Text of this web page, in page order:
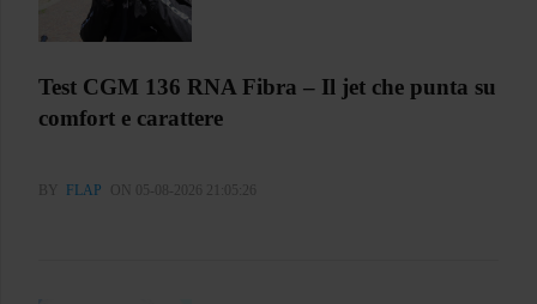
Test CGM 136 RNA Fibra – Il jet che punta su
comfort e carattere
BY FLAP ON 05-08-2026 21:05:26